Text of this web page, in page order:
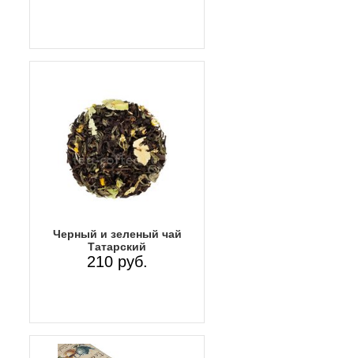
Черный и зеленый чай
Татарский
210 руб.